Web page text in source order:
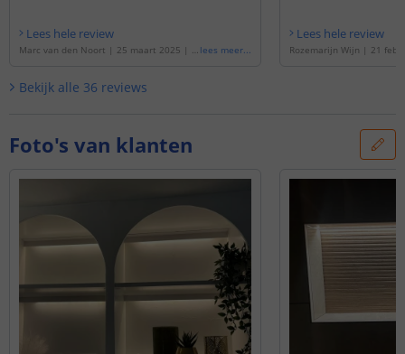
Lees hele review
Marc van den Noort | 25 maart 2025 |
- Werkt met IKEA Tradfri, Osram Lightify,
lees meer...
Lees hele review
Rozemarijn Wijn | 21
Bekijk alle 36 reviews
Foto's van klanten